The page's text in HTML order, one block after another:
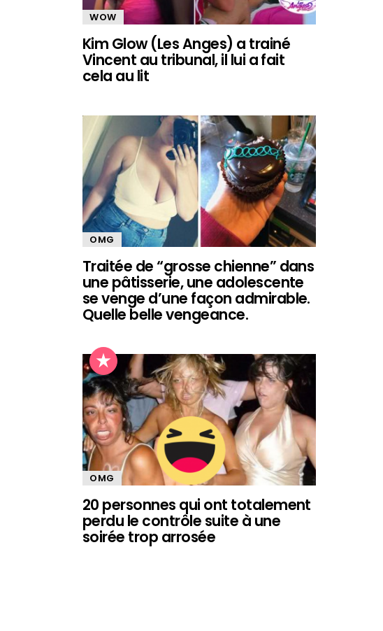
WOW
Kim Glow (Les Anges) a trainé
Vincent au tribunal, il lui a fait
cela au lit
OMG
Traitée de “grosse chienne” dans
une pâtisserie, une adolescente
se venge d’une façon admirable.
Quelle belle vengeance.
OMG
20 personnes qui ont totalement
perdu le contrôle suite à une
soirée trop arrosée